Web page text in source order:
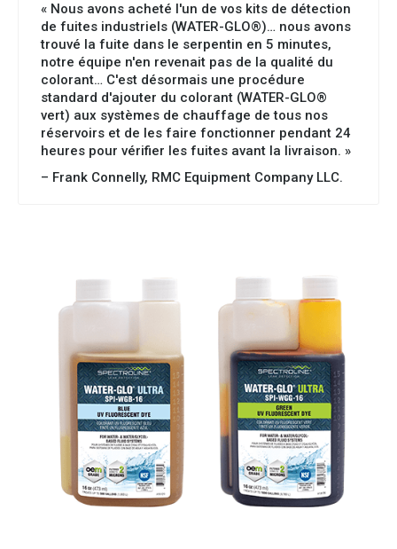
« Nous avons acheté l'un de vos kits de détection
de fuites industriels (WATER-GLO®)… nous avons
trouvé la fuite dans le serpentin en 5 minutes,
notre équipe n'en revenait pas de la qualité du
colorant… C'est désormais une procédure
standard d'ajouter du colorant (WATER-GLO®
vert) aux systèmes de chauffage de tous nos
réservoirs et de les faire fonctionner pendant 24
heures pour vérifier les fuites avant la livraison. »
– Frank Connelly, RMC Equipment Company LLC.